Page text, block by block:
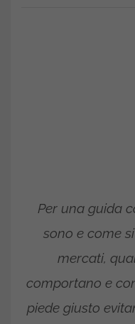
Per una guida
sono e come
mercati,
comportano e
piede giusto